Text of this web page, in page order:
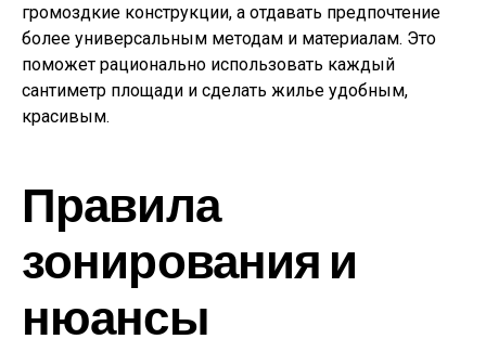
громоздкие конструкции, а отдавать предпочтение
более универсальным методам и материалам. Это
поможет рационально использовать каждый
сантиметр площади и сделать жилье удобным,
красивым.
Правила
зонирования и
нюансы